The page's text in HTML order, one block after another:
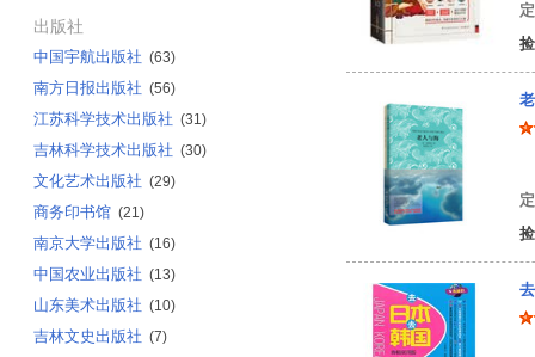
出版社
中国宇航出版社 (63)
南方日报出版社 (56)
江苏科学技术出版社 (31)
吉林科学技术出版社 (30)
文化艺术出版社 (29)
商务印书馆 (21)
南京大学出版社 (16)
中国农业出版社 (13)
山东美术出版社 (10)
吉林文史出版社 (7)